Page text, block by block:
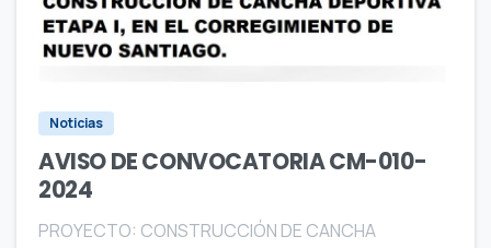
Noticias
AVISO DE CONVOCATORIA CM-010-
2024
PROYECTO: CONSTRUCCIÓN DE CANCHA